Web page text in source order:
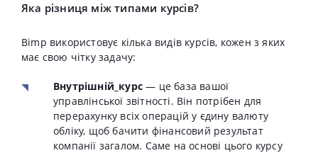
Яка різниця між типами курсів?
Bimp використовує кілька видів курсів, кожен з яких
має свою чітку задачу:
Внутрішній_курс — це база вашої
управлінської звітності. Він потрібен для
перерахунку всіх операцій у єдину валюту
обліку, щоб бачити фінансовий результат
компанії загалом. Саме на основі цього курсу